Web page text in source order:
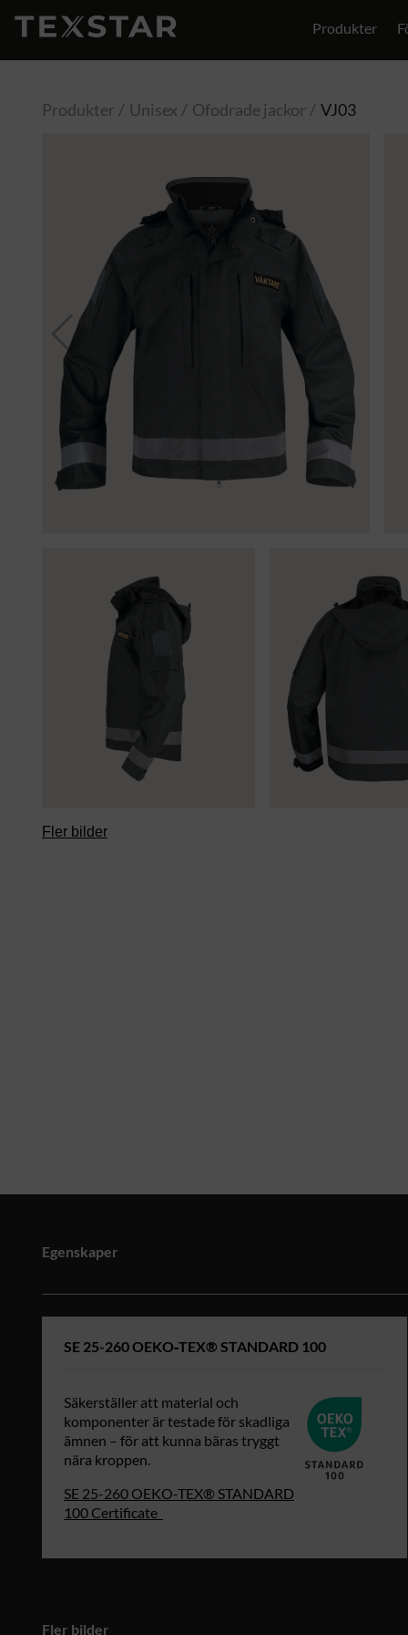
Produkter
Produkter Unisex Ofodrade jackor VJ03
Fler bilder
Egenskaper
SE 25-260 OEKO‑TEX® STANDARD 100
Säkerställer att material och
komponenter är testade för skadliga
ämnen – för att kunna bäras tryggt
nära kroppen.
SE 25-260 OEKO‑TEX® STANDARD
100 Certificate
Fler bilder